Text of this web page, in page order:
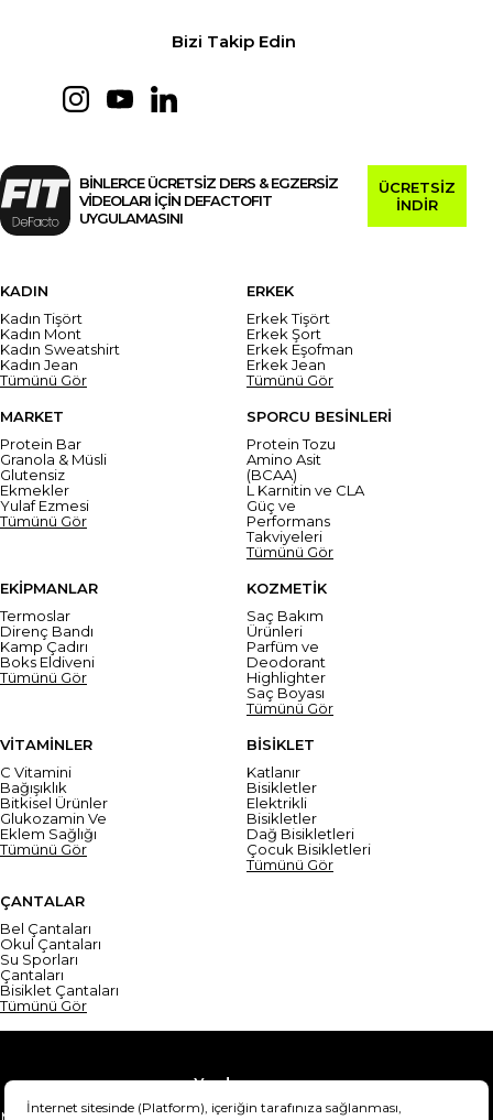
Bizi Takip Edin
BİNLERCE ÜCRETSİZ DERS & EGZERSİZ
VİDEOLARI İÇİN DEFACTOFIT
UYGULAMASINI
ÜCRETSİZ
İNDİR
KADIN
Kadın Tişört
Kadın Mont
Kadın Sweatshirt
Kadın Jean
Tümünü Gör
ERKEK
Erkek Tişört
Erkek Şort
Erkek Eşofman
Erkek Jean
Tümünü Gör
MARKET
Protein Bar
Granola & Müsli
Glutensiz
Ekmekler
Yulaf Ezmesi
Tümünü Gör
SPORCU BESİNLERİ
Protein Tozu
Amino Asit
(BCAA)
L Karnitin ve CLA
Güç ve
Performans
Takviyeleri
Tümünü Gör
EKİPMANLAR
Termoslar
Direnç Bandı
Kamp Çadırı
Boks Eldiveni
Tümünü Gör
KOZMETİK
Saç Bakım
Ürünleri
Parfüm ve
Deodorant
Highlighter
Saç Boyası
Tümünü Gör
VİTAMİNLER
C Vitamini
Bağışıklık
Bitkisel Ürünler
Glukozamin Ve
Eklem Sağlığı
Tümünü Gör
BİSİKLET
Katlanır
Bisikletler
Elektrikli
Bisikletler
Dağ Bisikletleri
Çocuk Bisikletleri
Tümünü Gör
ÇANTALAR
Bel Çantaları
Okul Çantaları
Su Sporları
Çantaları
Bisiklet Çantaları
Tümünü Gör
Yardım